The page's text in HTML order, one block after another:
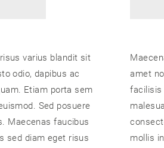
varius blandit sit
odio, dapibus ac
Etiam porta sem
Sed posuere
Maecenas faucibus
sed diam eget risus
amet
facilisis
mollis